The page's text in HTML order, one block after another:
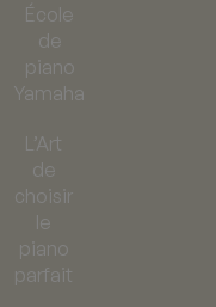
École
de
piano
Yamaha
L’Art
de
choisir
le
piano
parfait